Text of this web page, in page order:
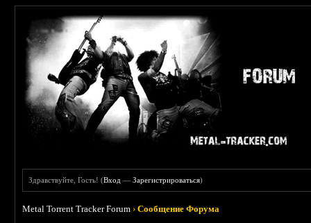
Здравствуйте, Гость! (Вход —Зарегистрироваться)
Metal Torrent Tracker Forum ›Сообщение Форума